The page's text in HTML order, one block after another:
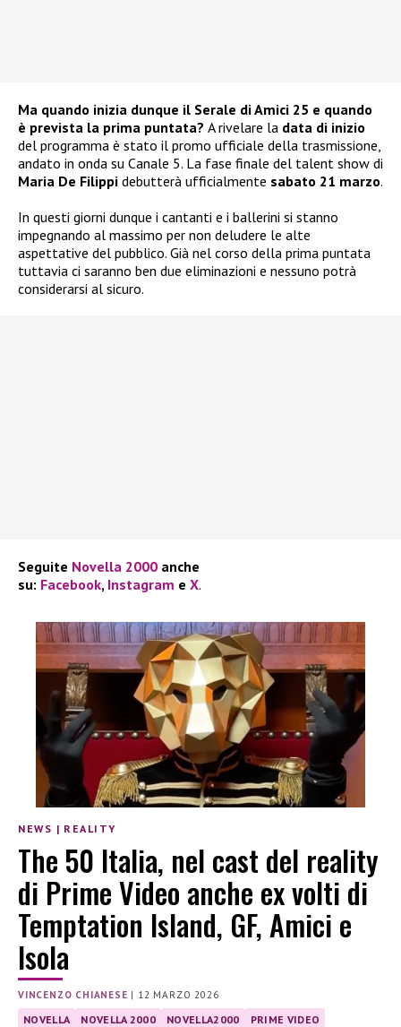
Ma quando inizia dunque il Serale di Amici 25 e quando
è prevista la prima puntata? A rivelare la data di inizio
del programma è stato il promo ufficiale della trasmissione,
andato in onda su Canale 5. La fase finale del talent show di
Maria De Filippi debutterà ufficialmente sabato 21 marzo.
In questi giorni dunque i cantanti e i ballerini si stanno
impegnando al massimo per non deludere le alte
aspettative del pubblico. Già nel corso della prima puntata
tuttavia ci saranno ben due eliminazioni e nessuno potrà
considerarsi al sicuro.
Seguite Novella 2000 anche
su: Facebook, Instagram e X.
NEWS | REALITY
The 50 Italia, nel cast del reality
di Prime Video anche ex volti di
Temptation Island, GF, Amici e
Isola
VINCENZO CHIANESE | 12 MARZO 2026
NOVELLA NOVELLA 2000 NOVELLA2000
PRIME VIDEO